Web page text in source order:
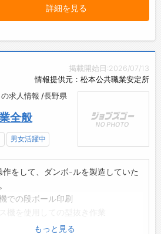
詳細を見る
掲載開始日:2026/07/13
情報提供元：松本公共職業安定所
求人情報 /長野県
全般
男女活躍中
作をして、ダンボ-ルを製造していた
での段ボール印刷
け作業、仕切り組み、工業用ステッ
もっと見る